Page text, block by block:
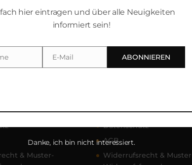
12,- | Abendkasse: 15,- Gedruckte Fan-Tickets
6-8, Amberg), oder online Tickets kaufen bei:
& Muster-
Impressum
Datenschutz
AGB
Widerrufsrecht &
hier eintragen und über alle Neuigkeiten
informiert sein!
Email
E-Mail ABONNIEREN
Danke, ich bin nicht interessiert.